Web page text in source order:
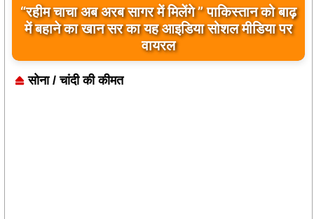
“रहीम चाचा अब अरब सागर में मिलेंगे ” पाकिस्तान को बाढ़
में बहाने का खान सर का यह आइडिया सोशल मीडिया पर
वायरल
बिलावल भुट्टो द्वारा सिंधु नदी और भारत को लेकर दिए गए
बयान पर भारत के केंद्रीय मंत्रियों की कड़ी प्रतिक्रिया
सोना / चांदी की कीमत